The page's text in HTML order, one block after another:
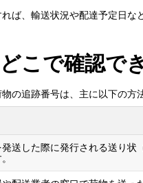
ば、輸送状況や配達予定日な
こで確認で
の追跡番号は、主に以下の方
送した際に発行される送り